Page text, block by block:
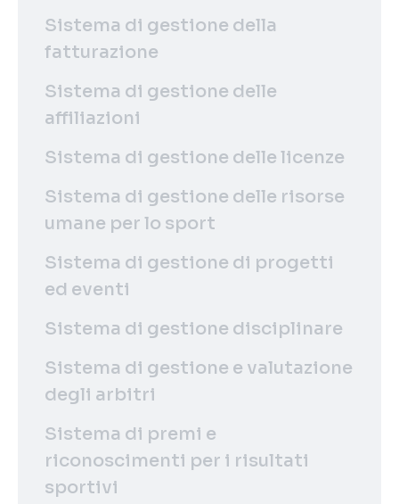
Sistema di gestione della
fatturazione
Sistema di gestione delle
affiliazioni
Sistema di gestione delle licenze
Sistema di gestione delle risorse
umane per lo sport
Sistema di gestione di progetti
ed eventi
Sistema di gestione disciplinare
Sistema di gestione e valutazione
degli arbitri
Sistema di premi e
riconoscimenti per i risultati
sportivi